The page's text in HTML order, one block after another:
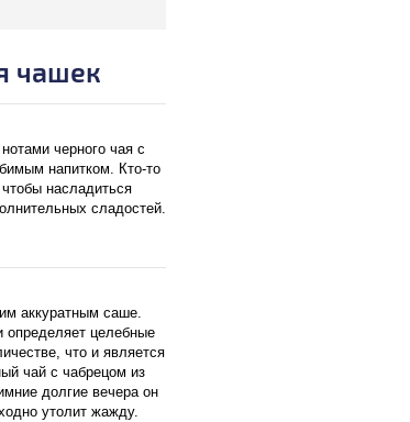
чашек
черного чая с
напитком. Кто-то
насладиться
сладостей.
аккуратным саше.
определяет целебные
что и является
чай с чабрецом из
долгие вечера он
утолит жажду.